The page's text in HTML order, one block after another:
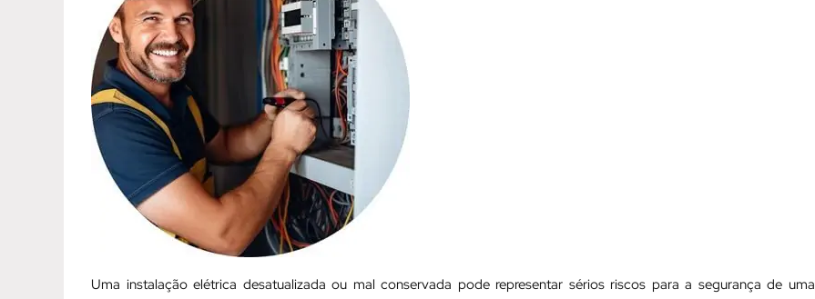
Uma instalação elétrica desatualizada ou mal conservada pode representar sérios riscos para a segurança de uma